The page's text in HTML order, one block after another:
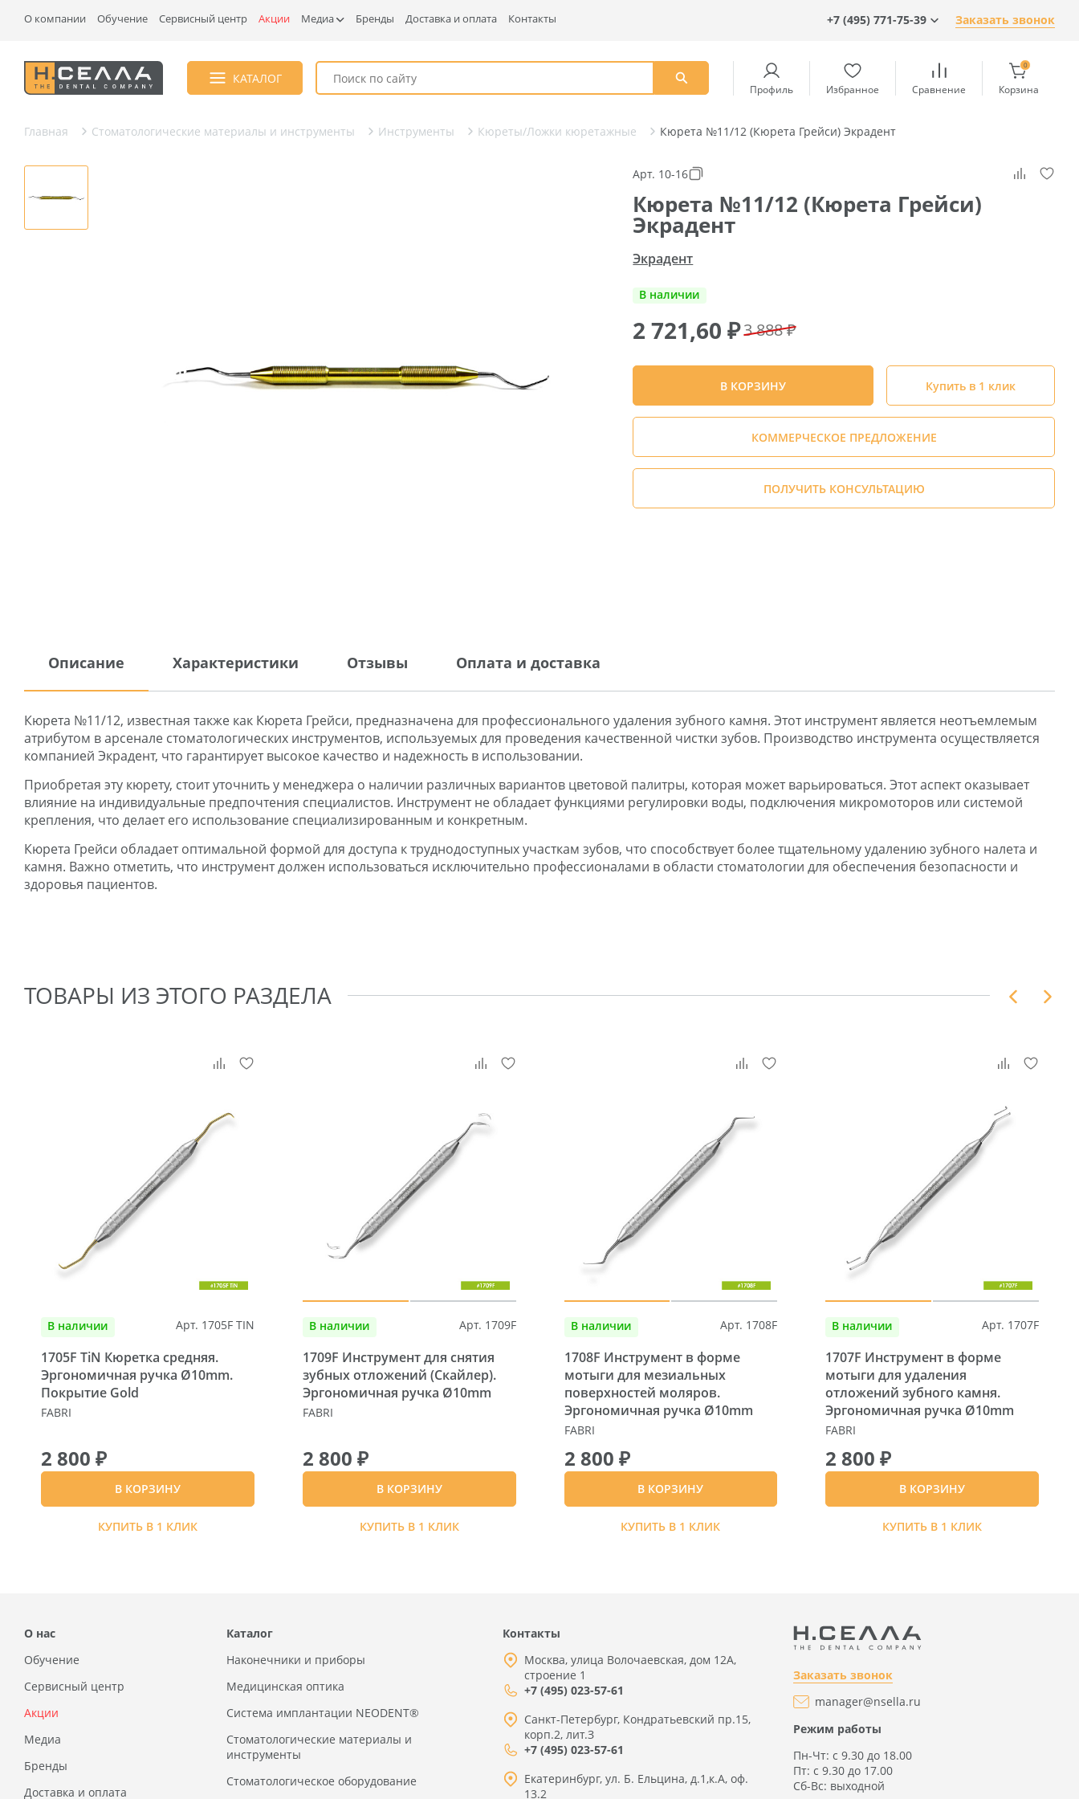
О компании Обучение Сервисный центр Акции Медиа Бренды Доставка и оплата Контакты +7 (495) 771-75-39 Заказать звонок
КАТАЛОГ
Профиль Избранное Сравнение
0
Корзина
Главная Стоматологические материалы и инструменты Инструменты Кюреты/Ложки кюретажные Кюрета №11/12 (Кюрета Грейси) Экрадент
Арт. 10-16
Кюрета №11/12 (Кюрета Грейси)
Экрадент
Экрадент
В наличии
2 721,60₽3 888 ₽
В КОРЗИНУ Купить в 1 клик
КОММЕРЧЕСКОЕ ПРЕДЛОЖЕНИЕ
ПОЛУЧИТЬ КОНСУЛЬТАЦИЮ
Описание Характеристики Отзывы Оплата и доставка
Кюрета №11/12, известная также как Кюрета Грейси, предназначена для профессионального удаления зубного камня. Этот инструмент является неотъемлемым
атрибутом в арсенале стоматологических инструментов, используемых для проведения качественной чистки зубов. Производство инструмента осуществляется
компанией Экрадент, что гарантирует высокое качество и надежность в использовании.
Приобретая эту кюрету, стоит уточнить у менеджера о наличии различных вариантов цветовой палитры, которая может варьироваться. Этот аспект оказывает
влияние на индивидуальные предпочтения специалистов. Инструмент не обладает функциями регулировки воды, подключения микромоторов или системой
крепления, что делает его использование специализированным и конкретным.
Кюрета Грейси обладает оптимальной формой для доступа к труднодоступных участкам зубов, что способствует более тщательному удалению зубного налета и
камня. Важно отметить, что инструмент должен использоваться исключительно профессионалами в области стоматологии для обеспечения безопасности и
здоровья пациентов.
ТОВАРЫ ИЗ ЭТОГО РАЗДЕЛА
В наличии Арт. 1705F TIN
1705F TiN Кюретка средняя.
Эргономичная ручка Ø10mm.
Покрытие Gold
FABRI
2 800 ₽
В КОРЗИНУ
КУПИТЬ В 1 КЛИК
В наличии Арт. 1709F
1709F Инструмент для снятия
зубных отложений (Скайлер).
Эргономичная ручка Ø10mm
FABRI
2 800 ₽
В КОРЗИНУ
КУПИТЬ В 1 КЛИК
В наличии Арт. 1708F
1708F Инструмент в форме
мотыги для мезиальных
поверхностей моляров.
Эргономичная ручка Ø10mm
FABRI
2 800 ₽
В КОРЗИНУ
КУПИТЬ В 1 КЛИК
В наличии Арт. 1707F
1707F Инструмент в форме
мотыги для удаления
отложений зубного камня.
Эргономичная ручка Ø10mm
FABRI
2 800 ₽
В КОРЗИНУ
КУПИТЬ В 1 КЛИК
О нас
Обучение
Сервисный центр
Акции
Медиа
Бренды
Доставка и оплата
Каталог
Наконечники и приборы
Медицинская оптика
Система имплантации NEODENT®
Стоматологические материалы и
инструменты
Стоматологическое оборудование
Контакты
Москва, улица Волочаевская, дом 12А,
строение 1
+7 (495) 023-57-61
Санкт-Петербург, Кондратьевский пр.15,
корп.2, лит.З
+7 (495) 023-57-61
Екатеринбург, ул. Б. Ельцина, д.1,к.А, оф.
13.2
Заказать звонок
manager@nsella.ru
Режим работы
Пн-Чт: с 9.30 до 18.00
Пт: с 9.30 до 17.00
Сб-Вс: выходной